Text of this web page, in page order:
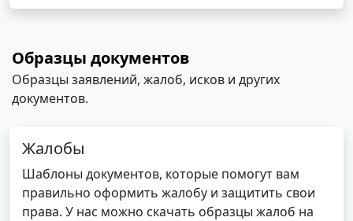
Образцы документов
Образцы заявлений, жалоб, исков и других
документов.
Жалобы
Шаблоны документов, которые помогут вам
правильно оформить жалобу и защитить свои
права. У нас можно скачать образцы жалоб на